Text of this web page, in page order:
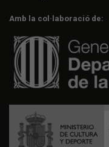
Amb la col·laboració de: